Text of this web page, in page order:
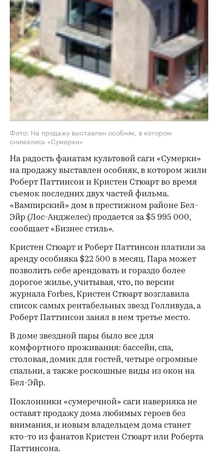
Фото: На продажу выставлен особняк, в котором
снимались «Сумерки»
На радость фанатам культовой саги «Сумерки»
на продажу выставлен особняк, в котором жили
Роберт Паттинсон и Кристен Стюарт во время
съемок последних двух частей фильма.
«Вампирский» дом в престижном районе Бел-
Эйр (Лос-Анджелес) продается за $5 995 000,
сообщает «Бизнес стиль».
Кристен Стюарт и Роберт Паттинсон платили за
аренду особняка $22 500 в месяц. Пара может
позволить себе арендовать и гораздо более
дорогое жилье, учитывая, что, по версии
журнала Forbes, Кристен Стюарт возглавила
список самых рентабельных звезд Голливуда, а
Роберт Паттинсон занял в нем третье место.
В доме звездной пары было все для
комфортного проживания: бассейн, спа,
столовая, домик для гостей, четыре огромные
спальни, а также роскошные виды из окон на
Бел-Эйр.
Поклонники «сумеречной» саги наверняка не
оставят продажу дома любимых героев без
внимания, и новым владельцем дома станет
кто-то из фанатов Кристен Стюарт или Роберта
Паттинсона.